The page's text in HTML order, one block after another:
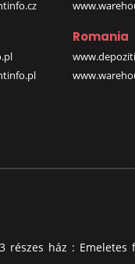
Romania
ház :